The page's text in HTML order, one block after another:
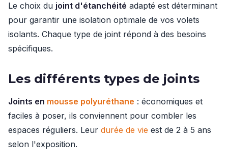
Le choix du joint d'étanchéité adapté est déterminant
pour garantir une isolation optimale de vos volets
isolants. Chaque type de joint répond à des besoins
spécifiques.
Les différents types de joints
Joints en mousse polyuréthane : économiques et
faciles à poser, ils conviennent pour combler les
espaces réguliers. Leur durée de vie est de 2 à 5 ans
selon l'exposition.